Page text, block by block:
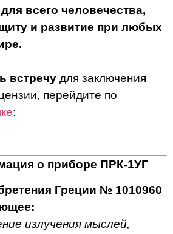
всего человечества,
и развитие при любых
встречу для заключения
перейдите по
:
о приборе ПРК-1УГ
Греции № 1010960
излучения мыслей,